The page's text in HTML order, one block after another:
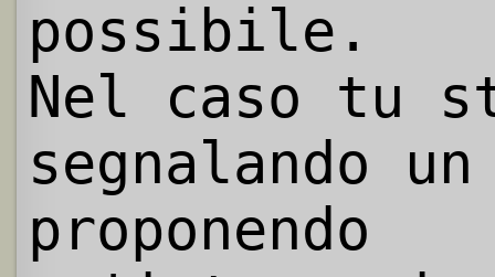
possibile.
Nel caso tu
segnalando
proponendo